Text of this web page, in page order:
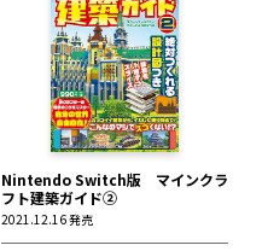
Nintendo Switch版 マインクラ
フト建築ガイド②
2021.12.16 発売